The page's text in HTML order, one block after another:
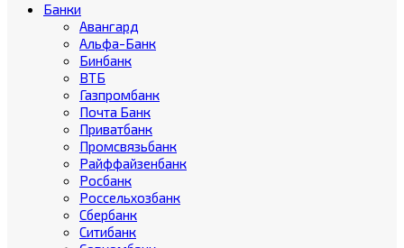
Банки
Авангард
Альфа-Банк
Бинбанк
ВТБ
Газпромбанк
Почта Банк
Приватбанк
Промсвязьбанк
Райффайзенбанк
Росбанк
Россельхозбанк
Сбербанк
Ситибанк